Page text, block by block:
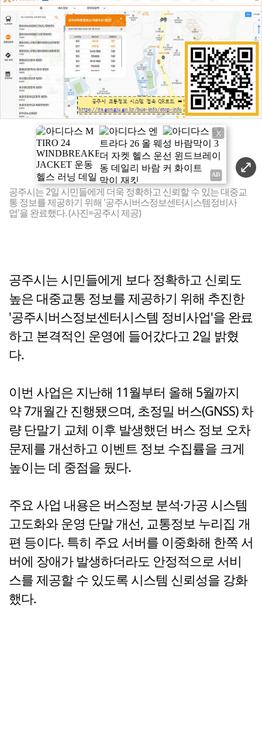
X
공주시는 2일 시민들에게 더욱 정확하고 신뢰할 수 있는 대중교
통 정보를 제공하기 위해 '공주시버스정보센터시스템정비사
업'을 완료했다. (사진=공주시 제공)
공주시는 시민들에게 보다 정확하고 신뢰도
높은 대중교통 정보를 제공하기 위해 추진한
'공주시버스정보센터시스템 정비사업'을 완료
하고 본격적인 운영에 들어갔다고 2일 밝혔
다.
이번 사업은 지난해 11월부터 올해 5월까지
약 7개월간 진행됐으며, 초정밀 버스(GNSS) 차
량 단말기 교체 이후 발생했던 버스 정보 오차
문제를 개선하고 이벤트 정보 수집률을 크게
높이는 데 중점을 뒀다.
주요 사업 내용은 버스정보 분석·가공 시스템
고도화와 운영 단말 개선, 교통정보 누리집 개
편 등이다. 특히 주요 서버를 이중화해 한쪽 서
버에 장애가 발생하더라도 안정적으로 서비
스를 제공할 수 있도록 시스템 신뢰성을 강화
했다.